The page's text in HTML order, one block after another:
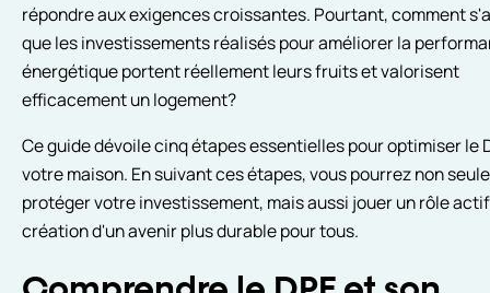
répondre aux exigences croissantes. Pourtant, comment
que les investissements réalisés pour améliorer la
énergétique portent réellement leurs fruits et valorisent
efficacement un logement?
Ce guide dévoile cinq étapes essentielles pour optimiser le
votre maison. En suivant ces étapes, vous pourrez non
protéger votre investissement, mais aussi jouer un rôle
création d'un avenir plus durable pour tous.